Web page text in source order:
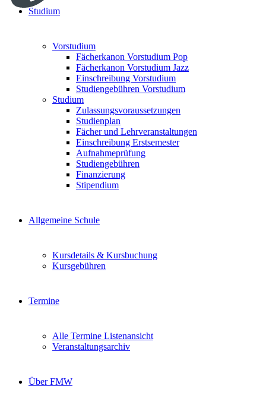
Studium
Vorstudium
Fächerkanon Vorstudium Pop
Fächerkanon Vorstudium Jazz
Einschreibung Vorstudium
Studiengebühren Vorstudium
Studium
Zulassungsvoraussetzungen
Studienplan
Fächer und Lehrveranstaltungen
Einschreibung Erstsemester
Aufnahmeprüfung
Studiengebühren
Finanzierung
Stipendium
Allgemeine Schule
Kursdetails & Kursbuchung
Kursgebühren
Termine
Alle Termine Listenansicht
Veranstaltungsarchiv
Über FMW